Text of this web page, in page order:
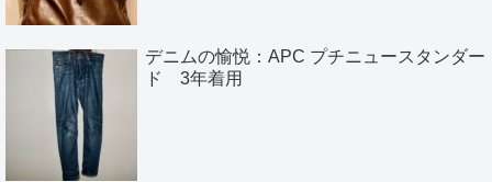
デニムの愉悦：APC プチニュースタンダー
ド 3年着用